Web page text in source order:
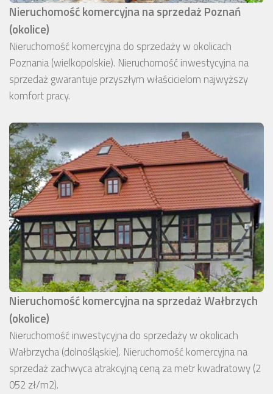
Nieruchomość komercyjna na sprzedaż Poznań
(okolice)
Nieruchomość komercyjna do sprzedaży w okolicach
Poznania (wielkopolskie). Nieruchomość inwestycyjna na
sprzedaż gwarantuje przyszłym właścicielom najwyższy
komfort pracy.
Nieruchomość komercyjna na sprzedaż Wałbrzych
(okolice)
Nieruchomość inwestycyjna do sprzedaży w okolicach
Wałbrzycha (dolnośląskie). Nieruchomość komercyjna na
sprzedaż zachwyca atrakcyjną ceną za metr kwadratowy (2
052 zł/m2).